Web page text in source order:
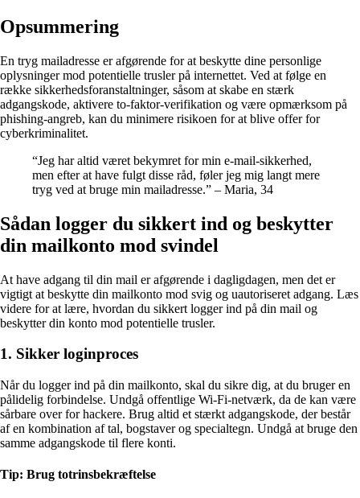
Opsummering
En tryg mailadresse er afgørende for at beskytte dine personlige
oplysninger mod potentielle trusler på internettet. Ved at følge en
række sikkerhedsforanstaltninger, såsom at skabe en stærk
adgangskode, aktivere to-faktor-verifikation og være opmærksom på
phishing-angreb, kan du minimere risikoen for at blive offer for
cyberkriminalitet.
“Jeg har altid været bekymret for min e-mail-sikkerhed,
men efter at have fulgt disse råd, føler jeg mig langt mere
tryg ved at bruge min mailadresse.” – Maria, 34
Sådan logger du sikkert ind og beskytter
din mailkonto mod svindel
At have adgang til din mail er afgørende i dagligdagen, men det er
vigtigt at beskytte din mailkonto mod svig og uautoriseret adgang. Læs
videre for at lære, hvordan du sikkert logger ind på din mail og
beskytter din konto mod potentielle trusler.
1. Sikker loginproces
Når du logger ind på din mailkonto, skal du sikre dig, at du bruger en
pålidelig forbindelse. Undgå offentlige Wi-Fi-netværk, da de kan være
sårbare over for hackere. Brug altid et stærkt adgangskode, der består
af en kombination af tal, bogstaver og specialtegn. Undgå at bruge den
samme adgangskode til flere konti.
Tip: Brug totrinsbekræftelse